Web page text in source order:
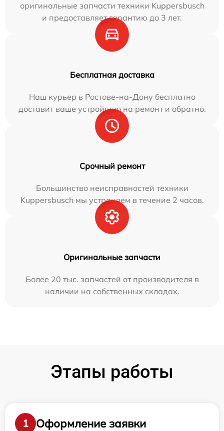
оригинальные запчасти техники Kuppersbusch
и предоставляет гарантию до 3 лет.
Бесплатная доставка
Наш курьер в Ростове-на-Дону бесплатно
доставит ваше устройство на ремонт и обратно.
Срочный ремонт
Большинство неисправностей техники
Kuppersbusch мы устраняем в течение 2 часов.
Оригинальные запчасти
Более 20 тыс. запчастей от производителя в
наличии на собственных складах.
Этапы работы
1
Оформление заявки